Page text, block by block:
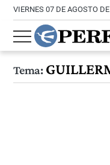
VIERNES 07 DE AGOSTO
Tema: